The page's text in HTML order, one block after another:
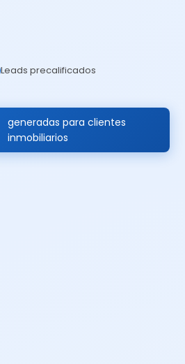
Leads precalificados
generadas para clientes
inmobiliarios